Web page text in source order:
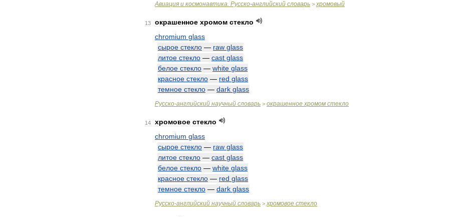
Авиация и космонавтика. Русско-английский словарь > хромовый
13 окрашенное хромом стекло
chromium glass
сырое стекло — raw glass
литое стекло — cast glass
белое стекло — white glass
красное стекло — red glass
темное стекло — dark glass
Русско-английский научный словарь > окрашенное хромом стекло
14 хромовое стекло
chromium glass
сырое стекло — raw glass
литое стекло — cast glass
белое стекло — white glass
красное стекло — red glass
темное стекло — dark glass
Русско-английский научный словарь > хромовое стекло